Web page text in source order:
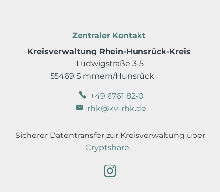
Zentraler Kontakt
Kreisverwaltung Rhein-Hunsrück-Kreis
Ludwigstraße 3-5
55469 Simmern/Hunsrück
+49 6761 82-0
rhk@kv-rhk.de
Sicherer Datentransfer zur Kreisverwaltung über
Cryptshare.